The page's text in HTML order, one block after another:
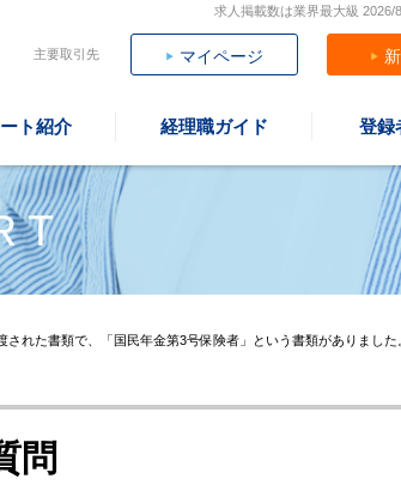
求人掲載数は業界最大級 2026/
主要取引先 マイページ
ト紹介 経理職ガイド 登録
れた書類で、「国民年金第3号保険者」という書類がありまし
問